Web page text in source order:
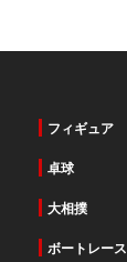
フィギュア
卓球
大相撲
ボートレース